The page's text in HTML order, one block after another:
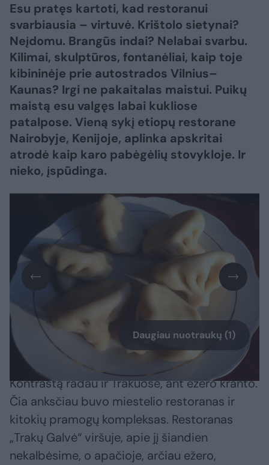
Esu pratęs kartoti, kad restoranui
svarbiausia – virtuvė. Krištolo sietynai?
Neįdomu. Brangūs indai? Nelabai svarbu.
Kilimai, skulptūros, fontanėliai, kaip toje
kibininėje prie autostrados Vilnius–
Kaunas? Irgi ne pakaitalas maistui. Puikų
maistą esu valgęs labai kukliose
patalpose. Vieną sykį etiopų restorane
Nairobyje, Kenijoje, aplinka apskritai
atrodė kaip karo pabėgėlių stovykloje. Ir
nieko, įspūdinga.
Daugiau nuotraukų (1)
Kontrastą radau ir Trakuose, ant ežero kranto.
Čia anksčiau buvo miestelio restoranas ir
kitokių pramogų kompleksas. Restoranas
„Trakų Galvė“ viršuje, apie jį šiandien
nekalbėsime, o apačioje, arčiau ežero,